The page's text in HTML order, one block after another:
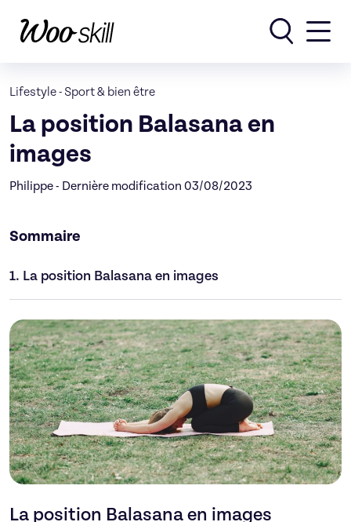
Lifestyle- Sport & bien être
La position Balasana en
images
Philippe - Dernière modification 03/08/2023
Sommaire
1. La position Balasana en images
La position Balasana en images